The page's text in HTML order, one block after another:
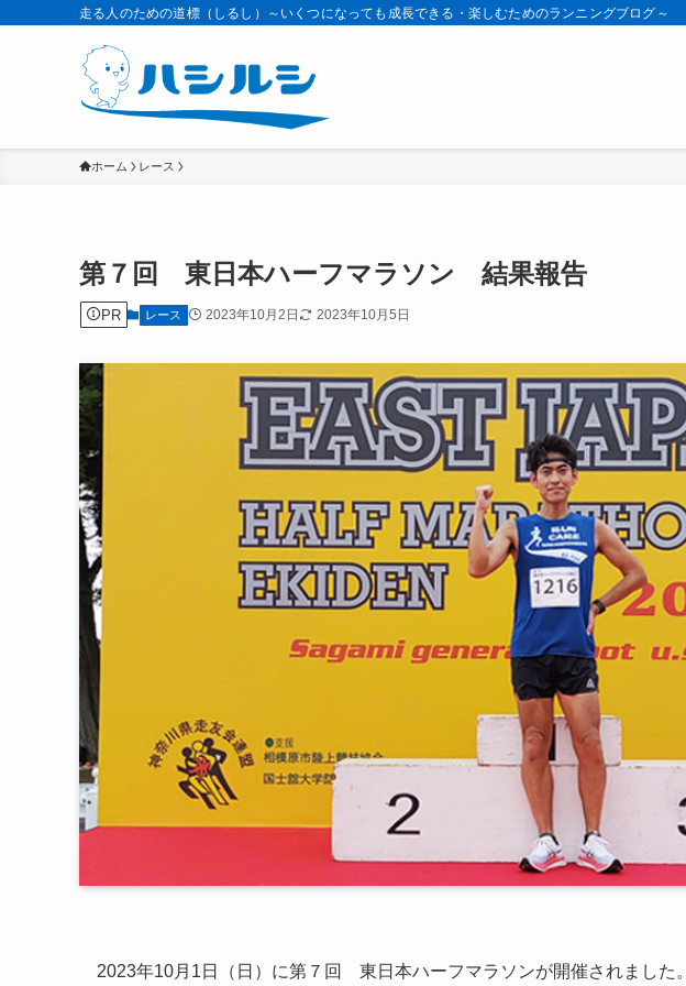
走る人のための道標（しるし）～いくつになっても成長できる・楽しむためのランニングブログ～
ホーム レース
第７回 東日本ハーフマラソン 結果報告
PR レース 2023年10月2日 2023年10月5日
2023年10月1日（日）に第７回 東日本ハーフマラソンが開催されました。